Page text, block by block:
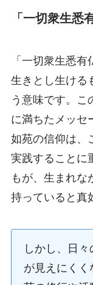
「一切衆生悉
「一切衆生悉
生きとし生ける
う意味です。こ
に満ちたメッセ
如苑の信仰は、
実践することに
もが、生まれな
持っていると真
しかし、日
が見えにく